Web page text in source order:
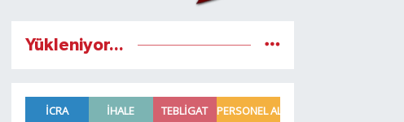
Yükleniyor...